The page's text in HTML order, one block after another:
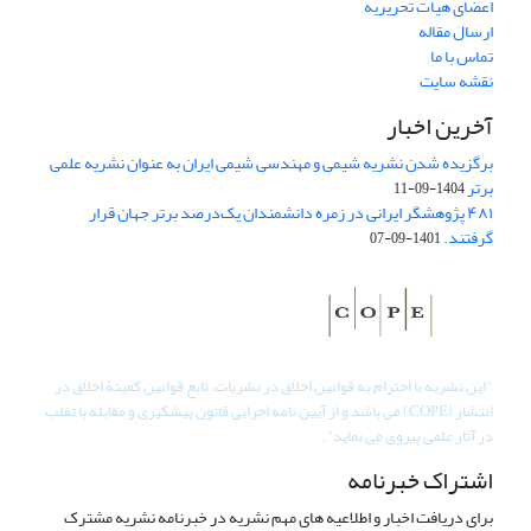
ارسال مقاله
تماس با ما
نقشه سایت
آخرین اخبار
برگزیده شدن نشریه شیمی و مهندسی شیمی ایران به عنوان نشریه علمی
برتر1404-09-11
۴۸۱ پژوهشگر ایرانی در زمره دانشمندان یک‌درصد برتر جهان قرار
گرفتند.1401-09-07
"این نشریه با احترام به قوانین اخلاق در نشریات، تابع قوانین کمیتۀ اخلاق در
انتشار (COPE) می باشد و از آیین نامه اجرایی قانون پیشگیری و مقابله با تقلب
در آثار علمی پیروی می نماید".
اشتراک خبرنامه
برای دریافت اخبار و اطلاعیه های مهم نشریه در خبرنامه نشریه مشترک